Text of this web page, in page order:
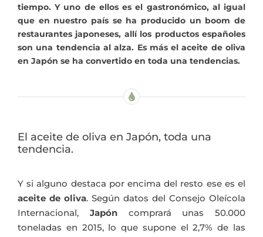
tiempo. Y uno de ellos es el gastronómico, al igual
que en nuestro país se ha producido un boom de
restaurantes japoneses, allí los productos españoles
son una tendencia al alza. Es más el aceite de oliva
en Japón se ha convertido en toda una tendencias.
El aceite de oliva en Japón, toda una
tendencia.
Y si alguno destaca por encima del resto ese es el
aceite de oliva. Según datos del Consejo Oleícola
Internacional, Japóncomprará unas 50.000
toneladas en 2015, lo que supone el 2,7% de las